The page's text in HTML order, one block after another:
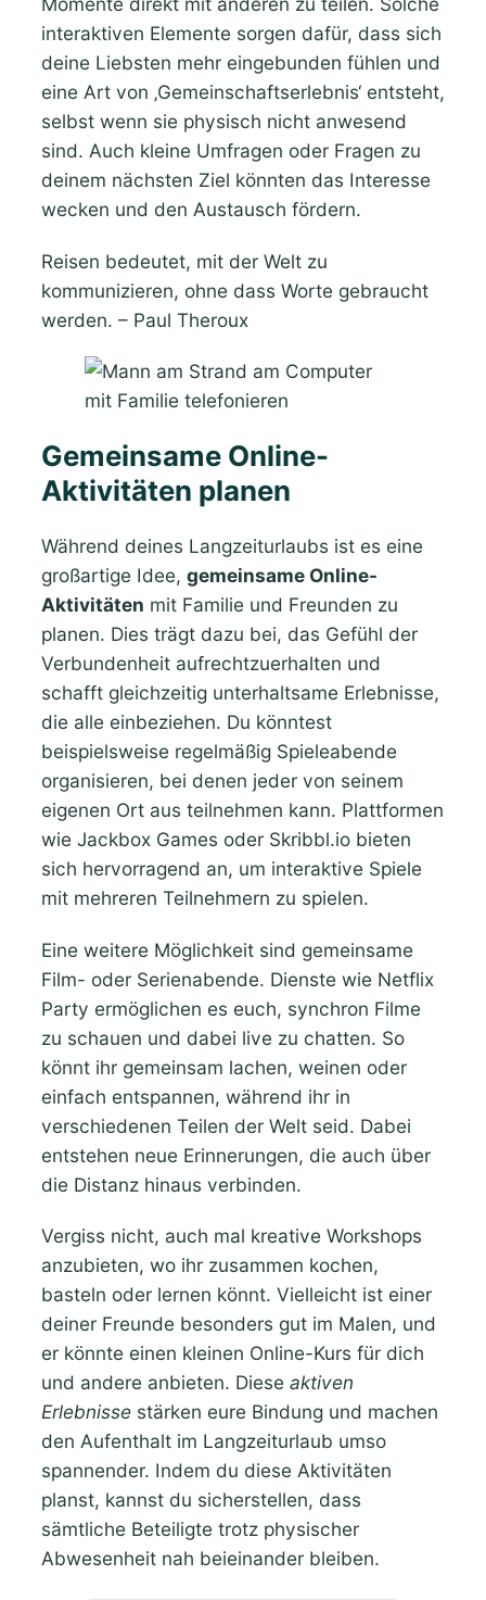
interaktiven Elemente sorgen dafür, dass sich
deine Liebsten mehr eingebunden fühlen und
eine Art von ‚Gemeinschaftserlebnis‘ entsteht,
selbst wenn sie physisch nicht anwesend
sind. Auch kleine Umfragen oder Fragen zu
deinem nächsten Ziel könnten das Interesse
wecken und den Austausch fördern.
Reisen bedeutet, mit der Welt zu
kommunizieren, ohne dass Worte gebraucht
werden. – Paul Theroux
Gemeinsame Online-
Aktivitäten planen
Während deines Langzeiturlaubs ist es eine
großartige Idee, gemeinsame Online-
Aktivitäten mit Familie und Freunden zu
planen. Dies trägt dazu bei, das Gefühl der
Verbundenheit aufrechtzuerhalten und
schafft gleichzeitig unterhaltsame Erlebnisse,
die alle einbeziehen. Du könntest
beispielsweise regelmäßig Spieleabende
organisieren, bei denen jeder von seinem
eigenen Ort aus teilnehmen kann. Plattformen
wie Jackbox Games oder Skribbl.io bieten
sich hervorragend an, um interaktive Spiele
mit mehreren Teilnehmern zu spielen.
Eine weitere Möglichkeit sind gemeinsame
Film- oder Serienabende. Dienste wie Netflix
Party ermöglichen es euch, synchron Filme
zu schauen und dabei live zu chatten. So
könnt ihr gemeinsam lachen, weinen oder
einfach entspannen, während ihr in
verschiedenen Teilen der Welt seid. Dabei
entstehen neue Erinnerungen, die auch über
die Distanz hinaus verbinden.
Vergiss nicht, auch mal kreative Workshops
anzubieten, wo ihr zusammen kochen,
basteln oder lernen könnt. Vielleicht ist einer
deiner Freunde besonders gut im Malen, und
er könnte einen kleinen Online-Kurs für dich
und andere anbieten. Diese aktiven
Erlebnisse stärken eure Bindung und machen
den Aufenthalt im Langzeiturlaub umso
spannender. Indem du diese Aktivitäten
planst, kannst du sicherstellen, dass
sämtliche Beteiligte trotz physischer
Abwesenheit nah beieinander bleiben.